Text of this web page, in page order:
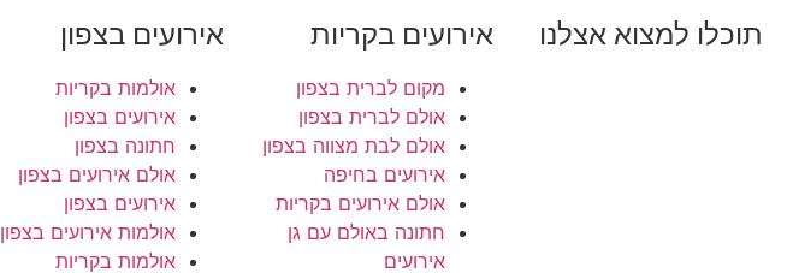
תוכלו למצוא אצלנו אירועים בקריות
מקום לברית בצפון
אולם לברית בצפון
אולם לבת מצווה בצפון
אירועים בחיפה
אולם אירועים בקריות
חתונה באולם עם גן
אירועים
אירועים בצפון
אולמות בקריות
אירועים בצפון
חתונה בצפון
אולם אירועים בצפון
אירועים בצפון
אולמות אירועים בצפון
אולמות בקריות